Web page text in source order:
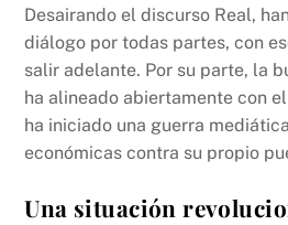
Desairando el discurso Real,
diálogo por todas partes, con
salir adelante. Por su parte, la
ha alineado abiertamente con
ha iniciado una guerra
económicas contra su propio
Una situación